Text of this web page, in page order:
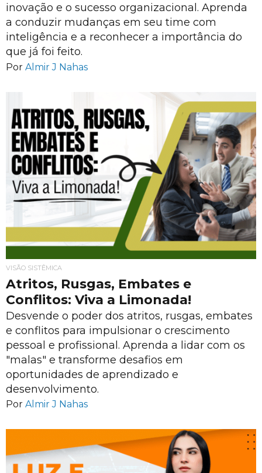
inovação e o sucesso organizacional. Aprenda
a conduzir mudanças em seu time com
inteligência e a reconhecer a importância do
que já foi feito.
Por Almir J Nahas
VISÃO SISTÊMICA
Atritos, Rusgas, Embates e
Conflitos: Viva a Limonada!
Desvende o poder dos atritos, rusgas, embates
e conflitos para impulsionar o crescimento
pessoal e profissional. Aprenda a lidar com os
"malas" e transforme desafios em
oportunidades de aprendizado e
desenvolvimento.
Por Almir J Nahas